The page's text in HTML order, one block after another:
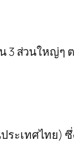
3 ส่วนใหญ่ๆ
ระเทศไทย)